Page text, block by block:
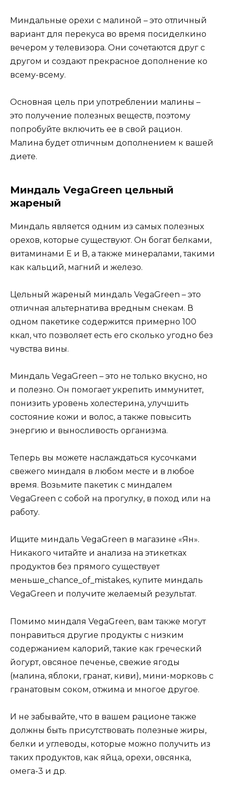
Миндальные орехи с малиной – это отличный
вариант для перекуса во время посиделкино
вечером у телевизора. Они сочетаются друг с
другом и создают прекрасное дополнение ко
всему-всему.
Основная цель при употреблении малины –
это получение полезных веществ, поэтому
попробуйте включить ее в свой рацион.
Малина будет отличным дополнением к вашей
диете.
Миндаль VegaGreen цельный
жареный
Миндаль является одним из самых полезных
орехов, которые существуют. Он богат белками,
витаминами E и В, а также минералами, такими
как кальций, магний и железо.
Цельный жареный миндаль VegaGreen – это
отличная альтернатива вредным снекам. В
одном пакетике содержится примерно 100
ккал, что позволяет есть его сколько угодно без
чувства вины.
Миндаль VegaGreen – это не только вкусно, но
и полезно. Он помогает укрепить иммунитет,
понизить уровень холестерина, улучшить
состояние кожи и волос, а также повысить
энергию и выносливость организма.
Теперь вы можете наслаждаться кусочками
свежего миндаля в любом месте и в любое
время. Возьмите пакетик с миндалем
VegaGreen с собой на прогулку, в поход или на
работу.
Ищите миндаль VegaGreen в магазине «Ян».
Никакого читайте и анализа на этикетках
продуктов без прямого существует
меньше_chance_of_mistakes, купите миндаль
VegaGreen и получите желаемый результат.
Помимо миндаля VegaGreen, вам также могут
понравиться другие продукты с низким
содержанием калорий, такие как греческий
йогурт, овсяное печенье, свежие ягоды
(малина, яблоки, гранат, киви), мини-морковь с
гранатовым соком, отжима и многое другое.
И не забывайте, что в вашем рационе также
должны быть присутствовать полезные жиры,
белки и углеводы, которые можно получить из
таких продуктов, как яйца, орехи, овсянка,
омега-3 и др.